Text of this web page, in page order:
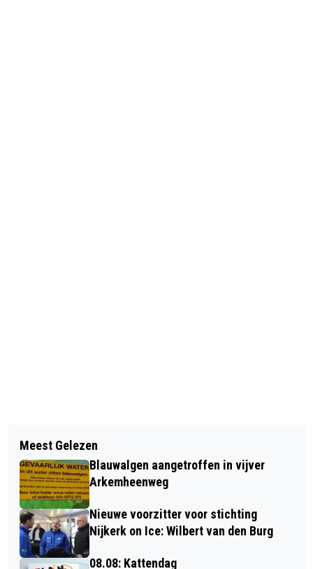
BUDDYTOBUDDY NIJKERK NU EEN
ZELFSTANDIGE STICHTING
9 MEI: VIVE MEETS SPOT-ON
Meest Gelezen
Blauwalgen aangetroffen in vijver
Arkemheenweg
Nieuwe voorzitter voor stichting
Nijkerk on Ice: Wilbert van den Burg
08.08: Kattendag